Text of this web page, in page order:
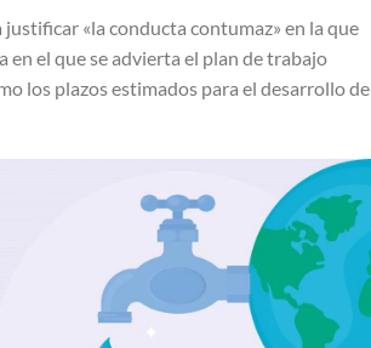
«la conducta contumaz» en la que
en el que se advierta el plan de trabajo
los plazos estimados para el desarrollo de